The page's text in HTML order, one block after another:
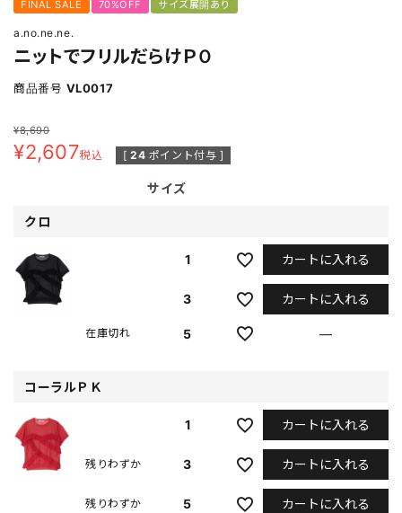
FINAL SALE 70%OFF サイズ展開あり
a.no.ne.ne.
ニットでフリルだらけＰＯ
商品番号 VL0017
¥8,690
¥2,607税込 [ 24 ポイント付与 ]
サイズ
クロ
1 カートに入れる
3 カートに入れる
5
在庫切れ —
コーラルＰＫ
1 カートに入れる
3
残りわずか カートに入れる
5
残りわずか カートに入れる